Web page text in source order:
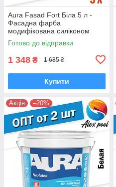
Aura Fasad Fort Біла 5 л -
Фасадна фарба
модифікована силіконом
атмосферостійка
Готово до відправки
1 348 ₴ 1 685 ₴
Купити
Акція –20%